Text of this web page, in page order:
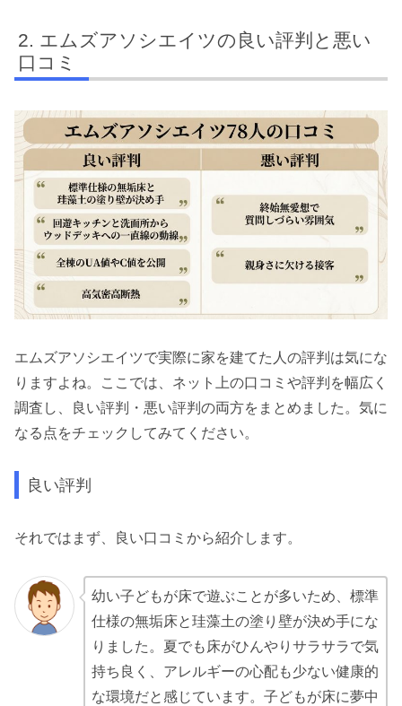
エムズアソシエイツの良い評判と悪い
口コミ
エムズアソシエイツで実際に家を建てた人の評判は気にな
りますよね。ここでは、ネット上の口コミや評判を幅広く
調査し、良い評判・悪い評判の両方をまとめました。気に
なる点をチェックしてみてください。
良い評判
それではまず、良い口コミから紹介します。
幼い子どもが床で遊ぶことが多いため、標準
仕様の無垢床と珪藻土の塗り壁が決め手にな
りました。夏でも床がひんやりサラサラで気
持ち良く、アレルギーの心配も少ない健康的
な環境だと感じています。子どもが床に夢中